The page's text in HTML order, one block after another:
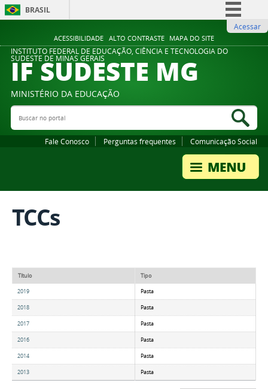
ACESSIBILIDADE ALTO CONTRASTE MAPA DO SITE
BRASIL
Comunica BR
Participe
Legislação
Acessar
INSTITUTO FEDERAL DE EDUCAÇÃO, CIÊNCIA E TECNOLOGIA DO
SUDESTE DE MINAS GERAIS
IF SUDESTE MG
MINISTÉRIO DA EDUCAÇÃO
Buscar no portal
Fale Conosco Perguntas frequentes Comunicação Social
TCCs
Título Tipo
2019 Pasta
2018 Pasta
2017 Pasta
2016 Pasta
2014 Pasta
2013 Pasta